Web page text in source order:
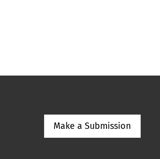
Make a Submission